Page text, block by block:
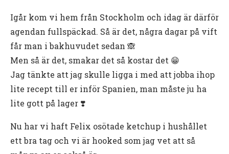
Igår kom vi hem från Stockholm och idag är därför
agendan fullspäckad. Så är det, några dagar på vift
får man i bakhuvudet sedan 🙈
Men så är det, smakar det så kostar det 😁
Jag tänkte att jag skulle ligga i med att jobba ihop
lite recept till er inför Spanien, man måste ju ha
lite gott på lager ❣️
Nu har vi haft Felix osötade ketchup i hushållet
ett bra tag och vi är hooked som jag vet att så